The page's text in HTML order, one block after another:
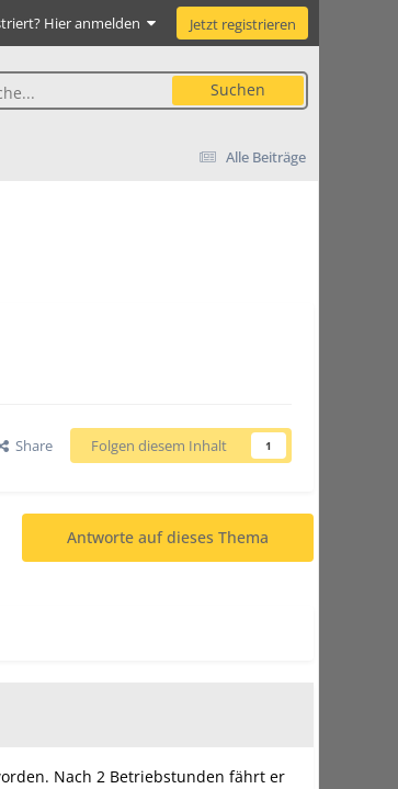
Hier anmelden Jetzt registrieren
Suchen
Alle Beiträge
Share Folgen diesem Inhalt 1
Antworte auf dieses Thema
Nach 2 Betriebstunden fährt er